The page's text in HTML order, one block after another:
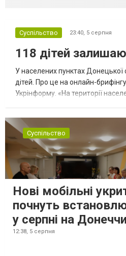
Суспільство 23:40, 5 серпня
118 дітей
У населених пунктах Донецької
дітей. Про це на онлайн-
Укрінформу. «На території
Суспільство
Нові мобільні
почнуть
у серпні на
12:38, 5 серпня